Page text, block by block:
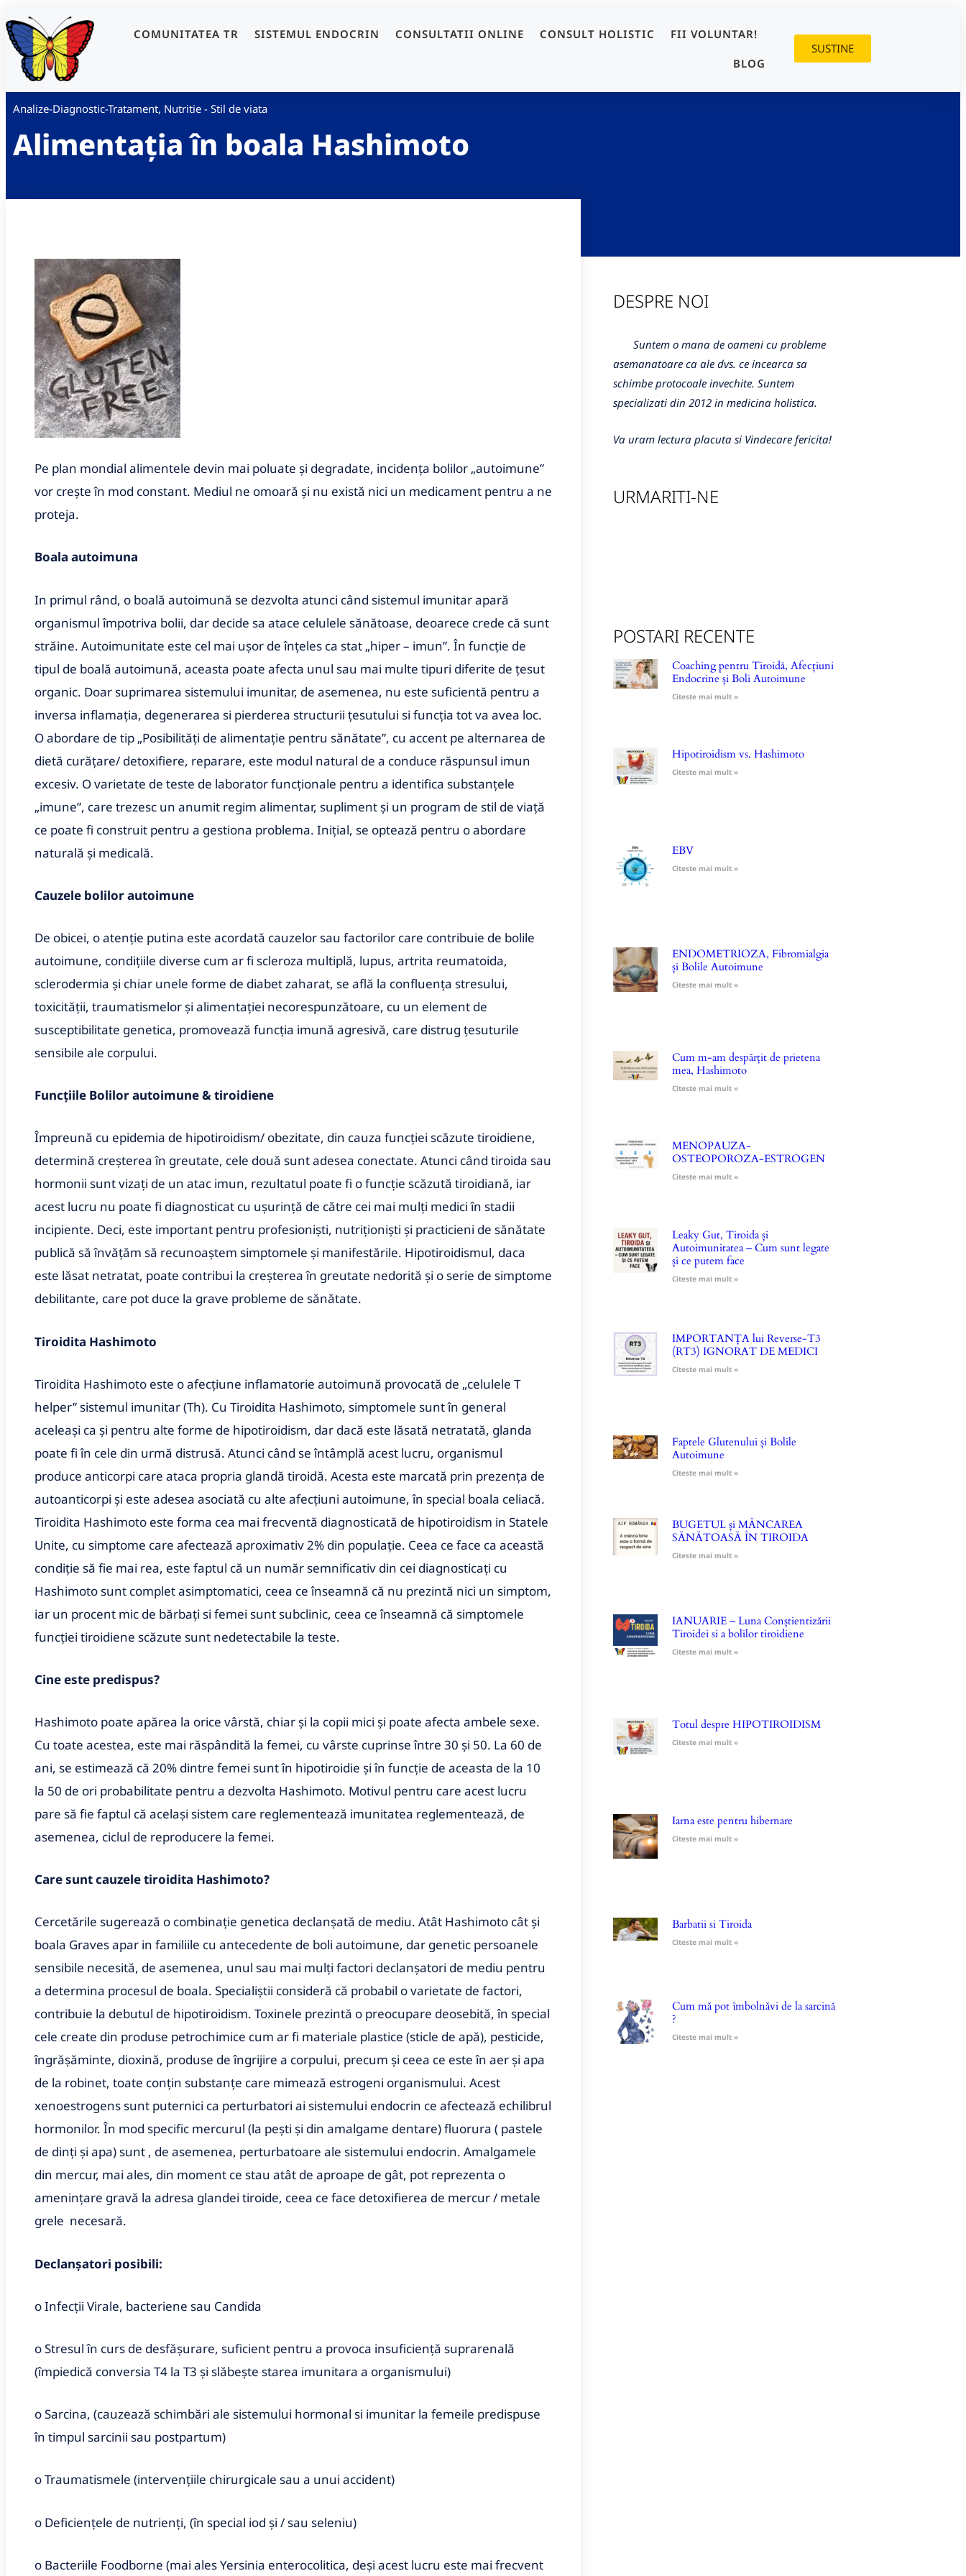
COMUNITATEA TR SISTEMUL ENDOCRIN CONSULTATII ONLINE CONSULT HOLISTIC FII VOLUNTAR!
BLOG
SUSTINE
Analize-Diagnostic-Tratament, Nutritie - Stil de viata
Alimentația în boala Hashimoto
Pe plan mondial alimentele devin mai poluate și degradate, incidența bolilor „autoimune”
vor crește în mod constant. Mediul ne omoară și nu există nici un medicament pentru a ne
proteja.
Boala autoimuna
In primul rând, o boală autoimună se dezvolta atunci când sistemul imunitar apară
organismul împotriva bolii, dar decide sa atace celulele sănătoase, deoarece crede că sunt
străine. Autoimunitate este cel mai ușor de înțeles ca stat „hiper – imun”. În funcție de
tipul de boală autoimună, aceasta poate afecta unul sau mai multe tipuri diferite de țesut
organic. Doar suprimarea sistemului imunitar, de asemenea, nu este suficientă pentru a
inversa inflamația, degenerarea si pierderea structurii țesutului si funcția tot va avea loc.
O abordare de tip „Posibilități de alimentație pentru sănătate”, cu accent pe alternarea de
dietă curățare/ detoxifiere, reparare, este modul natural de a conduce răspunsul imun
excesiv. O varietate de teste de laborator funcționale pentru a identifica substanțele
„imune”, care trezesc un anumit regim alimentar, supliment și un program de stil de viață
ce poate fi construit pentru a gestiona problema. Inițial, se optează pentru o abordare
naturală și medicală.
Cauzele bolilorautoimune
De obicei, o atenție putina este acordată cauzelor sau factorilor care contribuie de bolile
autoimune, condițiile diverse cum ar fi scleroza multiplă, lupus, artrita reumatoida,
sclerodermia și chiar unele forme de diabet zaharat, se află la confluența stresului,
toxicității, traumatismelor și alimentației necorespunzătoare, cu un element de
susceptibilitate genetica, promovează funcția imună agresivă, care distrug țesuturile
sensibile ale corpului.
Funcțiile Bolilor autoimune& tiroidiene
Împreună cu epidemia de hipotiroidism/ obezitate, din cauza funcției scăzute tiroidiene,
determină creșterea în greutate, cele două sunt adesea conectate. Atunci când tiroida sau
hormonii sunt vizați de un atac imun, rezultatul poate fi o funcție scăzută tiroidiană, iar
acest lucru nu poate fi diagnosticat cu ușurință de către cei mai mulți medici în stadii
incipiente. Deci, este important pentru profesioniști, nutriționiști și practicieni de sănătate
publică să învățăm să recunoaștem simptomele și manifestările. Hipotiroidismul, daca
este lăsat netratat, poate contribui la creșterea în greutate nedorită și o serie de simptome
debilitante, care pot duce la grave probleme de sănătate.
Tiroidita Hashimoto
Tiroidita Hashimoto este o afecțiune inflamatorie autoimună provocată de „celulele T
helper” sistemul imunitar (Th). Cu Tiroidita Hashimoto, simptomele sunt în general
aceleași ca și pentru alte forme de hipotiroidism, dar dacă este lăsată netratată, glanda
poate fi în cele din urmă distrusă. Atunci când se întâmplă acest lucru, organismul
produce anticorpi care ataca propria glandă tiroidă. Acesta este marcată prin prezența de
autoanticorpi și este adesea asociată cu alte afecțiuni autoimune, în special boala celiacă.
Tiroidita Hashimoto este forma cea mai frecventă diagnosticată de hipotiroidism in Statele
Unite, cu simptome care afectează aproximativ 2% din populație. Ceea ce face ca această
condiție să fie mai rea, este faptul că un număr semnificativ din cei diagnosticați cu
Hashimoto sunt complet asimptomatici, ceea ce înseamnă că nu prezintă nici un simptom,
iar un procent mic de bărbați si femei sunt subclinic, ceea ce înseamnă că simptomele
funcției tiroidiene scăzute sunt nedetectabile la teste.
Cine este predispus?
Hashimoto poate apărea la orice vârstă, chiar și la copii mici și poate afecta ambele sexe.
Cu toate acestea, este mai răspândită la femei, cu vârste cuprinse între 30 și 50. La 60 de
ani, se estimează că 20% dintre femei sunt în hipotiroidie și în funcție de aceasta de la 10
la 50 de ori probabilitate pentru a dezvolta Hashimoto. Motivul pentru care acest lucru
pare să fie faptul că același sistem care reglementează imunitatea reglementează, de
asemenea, ciclul de reproducere la femei.
Care suntcauzele tiroidita Hashimoto?
Cercetările sugerează o combinație genetica declanșată de mediu. Atât Hashimoto cât și
boala Graves apar in familiile cu antecedente de boli autoimune, dar genetic persoanele
sensibile necesită, de asemenea, unul sau mai mulți factori declanșatori de mediu pentru
a determina procesul de boala. Specialiștii consideră că probabil o varietate de factori,
contribuie la debutul de hipotiroidism. Toxinele prezintă o preocupare deosebită, în special
cele create din produse petrochimice cum ar fi materiale plastice (sticle de apă), pesticide,
îngrășăminte, dioxină, produse de îngrijire a corpului, precum și ceea ce este în aer și apa
de la robinet, toate conțin substanțe care mimează estrogeni organismului. Acest
xenoestrogens sunt puternici ca perturbatori ai sistemului endocrin ce afectează echilibrul
hormonilor. În mod specific mercurul (la pești și din amalgame dentare) fluorura ( pastele
de dinți și apa) sunt , de asemenea, perturbatoare ale sistemului endocrin. Amalgamele
din mercur, mai ales, din moment ce stau atât de aproape de gât, pot reprezenta o
amenințare gravă la adresa glandei tiroide, ceea ce face detoxifierea de mercur / metale
grele necesară.
Declanșatori posibili:
o Infecții Virale, bacteriene sau Candida
o Stresul în curs de desfășurare, suficient pentru a provoca insuficiență suprarenală
(împiedică conversia T4 la T3 și slăbește starea imunitara a organismului)
o Sarcina, (cauzează schimbări ale sistemului hormonal si imunitar la femeile predispuse
în timpul sarcinii sau postpartum)
o Traumatismele (intervențiile chirurgicale sau a unui accident)
o Deficiențele de nutrienți, (în special iod și / sau seleniu)
o Bacteriile Foodborne (mai ales Yersinia enterocolitica, deși acest lucru este mai frecvent
DESPRE NOI
Suntem o mana de oameni cu probleme
asemanatoare ca ale dvs. ce incearca sa
schimbe protocoale invechite. Suntem
specializati din 2012 in medicina holistica.
Va uram lectura placuta si Vindecare fericita!
URMARITI-NE
POSTARI RECENTE
Coaching pentru Tiroidă, Afecțiuni
Endocrine și Boli Autoimune
Citeste mai mult »
Hipotiroidism vs. Hashimoto
Citeste mai mult »
EBV
Citeste mai mult »
ENDOMETRIOZA, Fibromialgia
și Bolile Autoimune
Citeste mai mult »
Cum m-am despărțit de prietena
mea, Hashimoto
Citeste mai mult »
MENOPAUZA-
OSTEOPOROZA-ESTROGEN
Citeste mai mult »
Leaky Gut, Tiroida și
Autoimunitatea – Cum sunt legate
și ce putem face
Citeste mai mult »
IMPORTANȚA lui Reverse-T3
(RT3) IGNORAT DE MEDICI
Citeste mai mult »
Faptele Glutenului și Bolile
Autoimune
Citeste mai mult »
BUGETUL și MÂNCAREA
SĂNĂTOASĂ ÎN TIROIDA
Citeste mai mult »
IANUARIE – Luna Conștientizării
Tiroidei si a bolilor tiroidiene
Citeste mai mult »
Totul despre HIPOTIROIDISM
Citeste mai mult »
Iarna este pentru hibernare
Citeste mai mult »
Barbatii si Tiroida
Citeste mai mult »
Cum mă pot îmbolnăvi de la sarcină
?
Citeste mai mult »